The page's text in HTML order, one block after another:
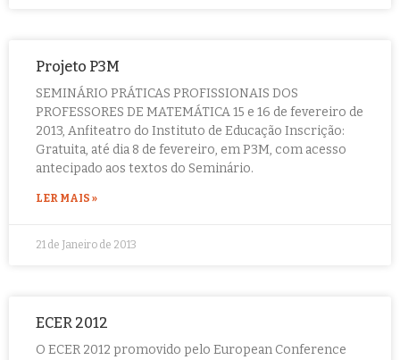
Projeto P3M
SEMINÁRIO PRÁTICAS PROFISSIONAIS DOS
PROFESSORES DE MATEMÁTICA 15 e 16 de fevereiro de
2013, Anfiteatro do Instituto de Educação Inscrição:
Gratuita, até dia 8 de fevereiro, em P3M, com acesso
antecipado aos textos do Seminário.
LER MAIS »
21 de Janeiro de 2013
ECER 2012
O ECER 2012 promovido pelo European Conference